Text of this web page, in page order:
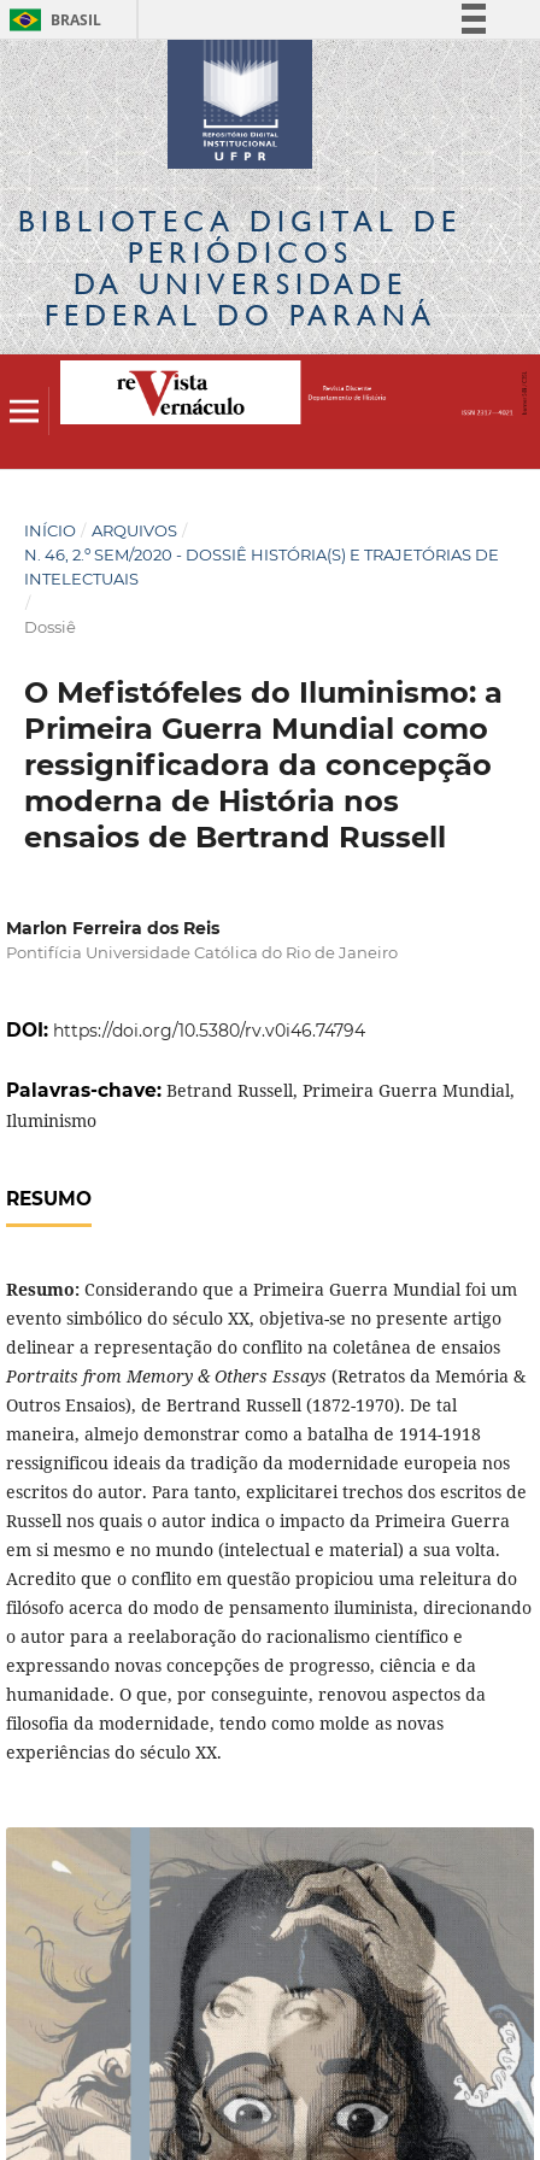
BRASIL
Simplifique!
Comunica BR
Participe
Acesso à informação
Legislação
Canais
BIBLIOTECA DIGITALDE
PERIÓDICOS
DA UNIVERSIDADE
FEDERAL DO PARANÁ
INÍCIO / ARQUIVOS /
N. 46, 2.º SEM/2020 - DOSSIÊ HISTÓRIA(S) E TRAJETÓRIAS DE
INTELECTUAIS
/
Dossiê
O Mefistófeles do Iluminismo: a
Primeira Guerra Mundial como
ressignificadora da concepção
moderna de História nos
ensaios de Bertrand Russell
Marlon Ferreira dos Reis
Pontifícia Universidade Católica do Rio de Janeiro
DOI: https://doi.org/10.5380/rv.v0i46.74794
Palavras-chave: Betrand Russell, Primeira Guerra Mundial,
Iluminismo
RESUMO
Resumo: Considerando que a Primeira Guerra Mundial foi um
evento simbólico do século XX, objetiva-se no presente artigo
delinear a representação do conflito na coletânea de ensaios
Portraits from Memory & Others Essays (Retratos da Memória &
Outros Ensaios), de Bertrand Russell (1872-1970). De tal
maneira, almejo demonstrar como a batalha de 1914-1918
ressignificou ideais da tradição da modernidade europeia nos
escritos do autor. Para tanto, explicitarei trechos dos escritos de
Russell nos quais o autor indica o impacto da Primeira Guerra
em si mesmo e no mundo (intelectual e material) a sua volta.
Acredito que o conflito em questão propiciou uma releitura do
filósofo acerca do modo de pensamento iluminista, direcionando
o autor para a reelaboração do racionalismo científico e
expressando novas concepções de progresso, ciência e da
humanidade. O que, por conseguinte, renovou aspectos da
filosofia da modernidade, tendo como molde as novas
experiências do século XX.